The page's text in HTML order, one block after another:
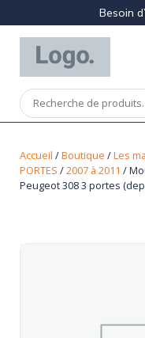
Besoin
Accueil /Boutique /Les
PORTES /2007 à 2011 /
Peugeot 308 3 portes